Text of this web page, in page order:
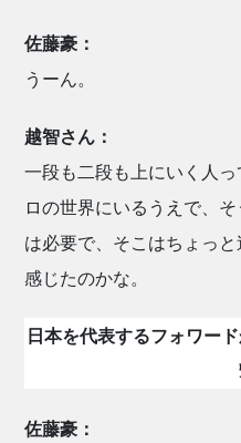
佐藤豪：
うーん。
越智さん：
一段も二段も上にいく人
ロの世界にいるうえで、
は必要で、そこはちょっ
感じたのかな。
日本を代表するフォワー
佐藤豪：